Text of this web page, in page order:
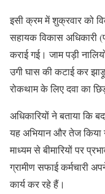
इसी क्रम में शुक्रवार को
सहायक विकास अधिकारी
कराई गई। जाम पड़ी
उगी घास की कटाई कर
रोकथाम के लिए दवा का
अधिकारियों ने बताया कि
यह अभियान और तेज किया
माध्यम से बीमारियों पर
ग्रामीण सफाई कर्मचारी
कार्य कर रहे हैं।